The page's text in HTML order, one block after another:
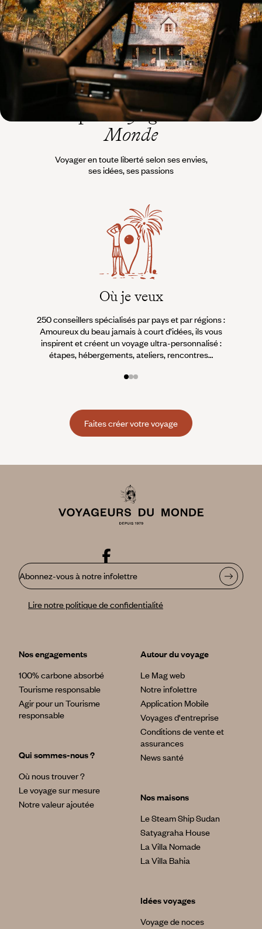
rencontre d'une faune grandiose et vénérée
12 jours, de 10200 à 12000 $ CA
L’espritVoyageurs du
Monde
Voyager en toute liberté selon ses envies,
ses idées, ses passions
Où je veux
250 conseillers spécialisés par pays et par régions :
Amoureux du beau jamais à court d’idées, ils vous
inspirent et créent un voyage ultra-personnalisé :
étapes, hébergements, ateliers, rencontres…
Faites créer votre voyage
Abonnez-vous à notre infolettre
Lire notre politique de confidentialité
Nos engagements
100% carbone absorbé
Tourisme responsable
Agir pour un Tourisme
responsable
Qui sommes-nous ?
Où nous trouver ?
Le voyage sur mesure
Notre valeur ajoutée
Autour du voyage
Le Mag web
Notre infolettre
Application Mobile
Voyages d'entreprise
Conditions de vente et
assurances
News santé
Nos maisons
Le Steam Ship Sudan
Satyagraha House
La Villa Nomade
La Villa Bahia
Idées voyages
Voyage de noces